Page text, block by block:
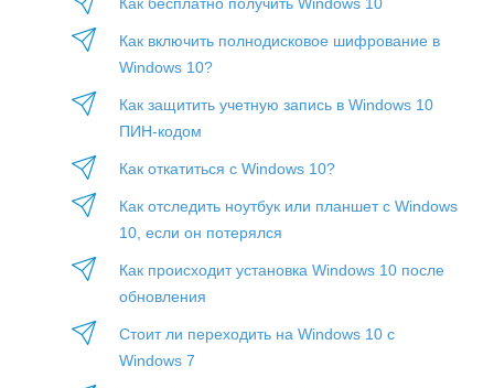
Как включить полнодисковое шифрование в
Windows 10?
Как защитить учетную запись в Windows 10
ПИН-кодом
Как откатиться с Windows 10?
Как отследить ноутбук или планшет с Windows
10, если он потерялся
Как происходит установка Windows 10 после
обновления
Стоит ли переходить на Windows 10 с
Windows 7